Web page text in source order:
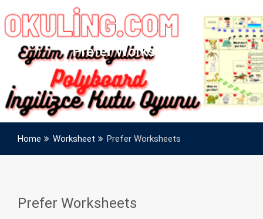
Prefer Worksheets
Home Worksheet Prefer Worksheets
Prefer Worksheets